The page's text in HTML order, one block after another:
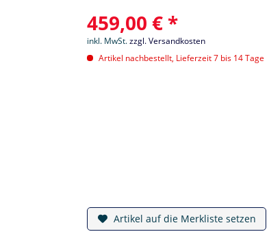
459,00 € *
inkl. MwSt.zzgl. Versandkosten
Artikel nachbestellt, Lieferzeit 7 bis 14 Tage
Artikel auf die Merkliste setzen